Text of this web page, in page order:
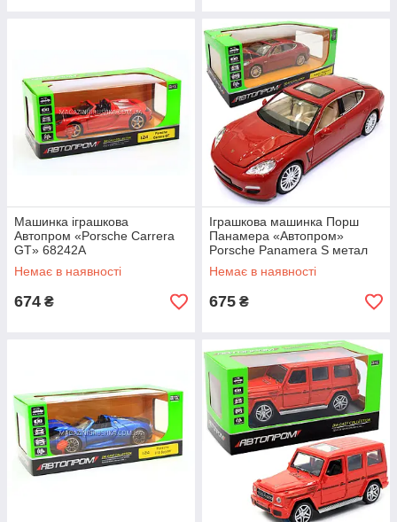
Машинка іграшкова
Автопром «Porsche Carrera
GT» 68242A
Немає в наявності
674 ₴
Іграшкова машинка Порш
Панамера «Автопром»
Porsche Panamera S метал
червоний 19*7*9 см (68245A)
Немає в наявності
675 ₴